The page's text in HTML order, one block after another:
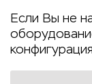
Если Вы не